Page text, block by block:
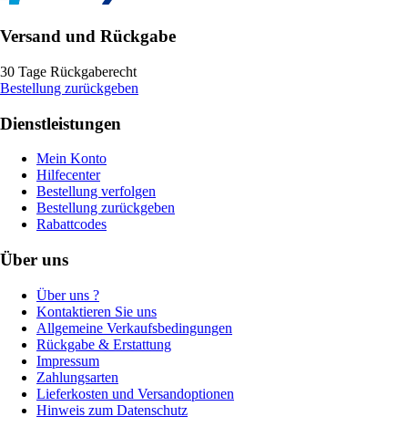
Versand und Rückgabe
30 Tage Rückgaberecht
Bestellung zurückgeben
Dienstleistungen
Mein Konto
Hilfecenter
Bestellung verfolgen
Bestellung zurückgeben
Rabattcodes
Über uns
Über uns ?
Kontaktieren Sie uns
Allgemeine Verkaufsbedingungen
Rückgabe & Erstattung
Impressum
Zahlungsarten
Lieferkosten und Versandoptionen
Hinweis zum Datenschutz